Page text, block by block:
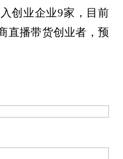
创业企业9家，目前
直播带货创业者，预